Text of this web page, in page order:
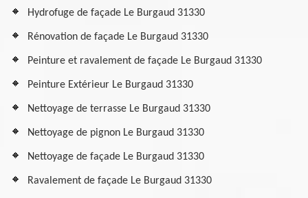
Hydrofuge de façade Le Burgaud 31330
Rénovation de façade Le Burgaud 31330
Peinture et ravalement de façade Le Burgaud 31330
Peinture Extérieur Le Burgaud 31330
Nettoyage de terrasse Le Burgaud 31330
Nettoyage de pignon Le Burgaud 31330
Nettoyage de façade Le Burgaud 31330
Ravalement de façade Le Burgaud 31330